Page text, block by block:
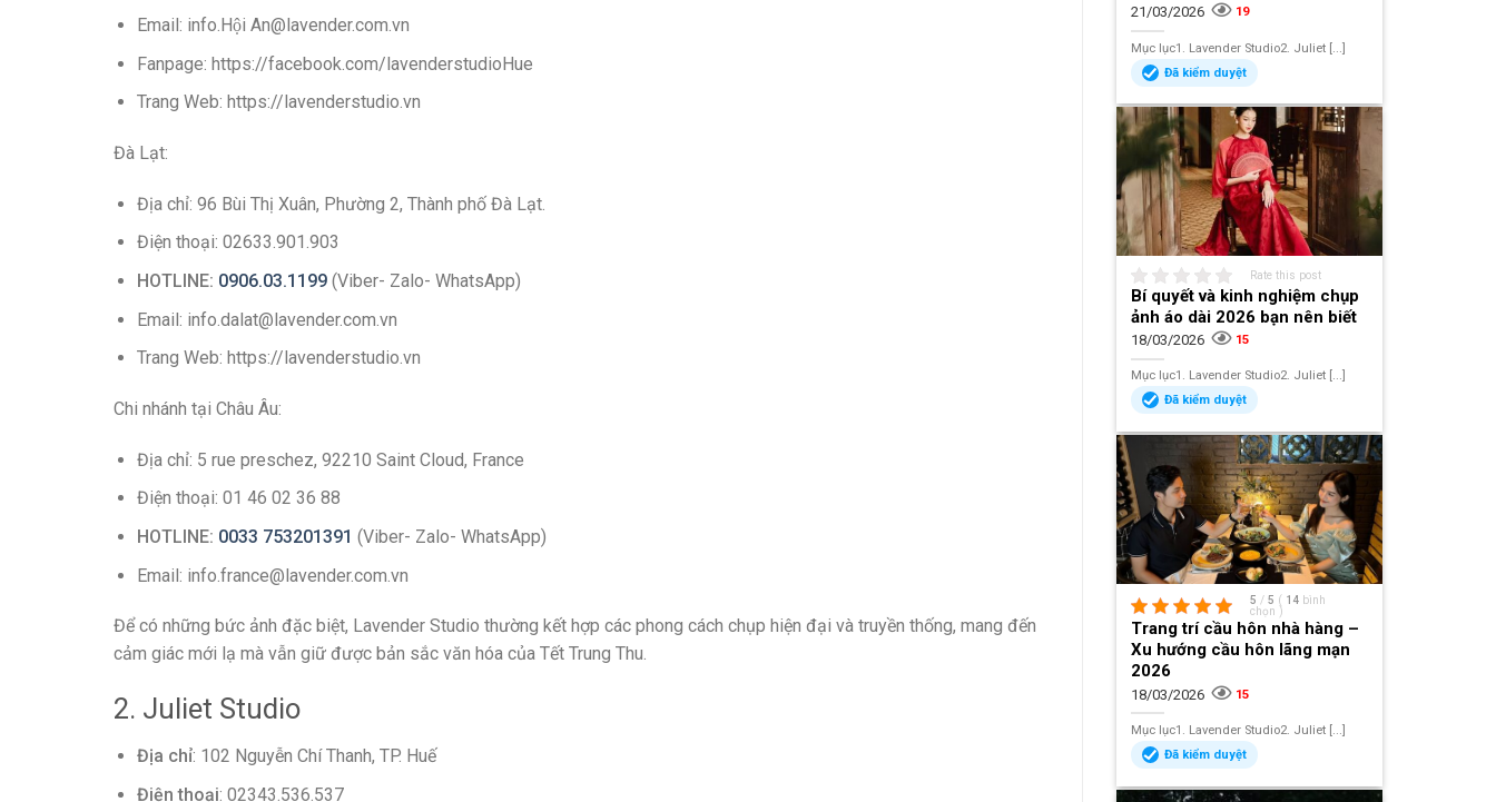
Email: info.Hội An@lavender.com.vn
Fanpage: https://facebook.com/lavenderstudioHue
Trang Web: https://lavenderstudio.vn
Đà Lạt:
Địa chỉ: 96 Bùi Thị Xuân, Phường 2, Thành phố Đà Lạt.
Điện thoại: 02633.901.903
HOTLINE: 0906.03.1199(Viber- Zalo- WhatsApp)
Email: info.dalat@lavender.com.vn
Trang Web: https://lavenderstudio.vn
Chi nhánh tại Châu Âu:
Địa chỉ: 5 rue preschez, 92210 Saint Cloud, France
Điện thoại: 01 46 02 36 88
HOTLINE: 0033 753201391 (Viber- Zalo- WhatsApp)
Email: info.france@lavender.com.vn
Để có những bức ảnh đặc biệt, Lavender Studio thường kết hợp các phong cách chụp hiện đại và truyền thống, mang đến
cảm giác mới lạ mà vẫn giữ được bản sắc văn hóa của Tết Trung Thu.
2. Juliet Studio
Địa chỉ: 102 Nguyễn Chí Thanh, TP. Huế
Điện thoại: 02343.536.537
21/03/2026 19
Mục lục1. Lavender Studio2. Juliet [...]
Đã kiểm duyệt
Rate this post
Bí quyết và kinh nghiệm chụp
ảnh áo dài 2026 bạn nên biết
18/03/2026 15
Mục lục1. Lavender Studio2. Juliet [...]
Đã kiểm duyệt
5 / 5 ( 14 bình
chọn )
Trang trí cầu hôn nhà hàng –
Xu hướng cầu hôn lãng mạn
2026
18/03/2026 15
Mục lục1. Lavender Studio2. Juliet [...]
Đã kiểm duyệt